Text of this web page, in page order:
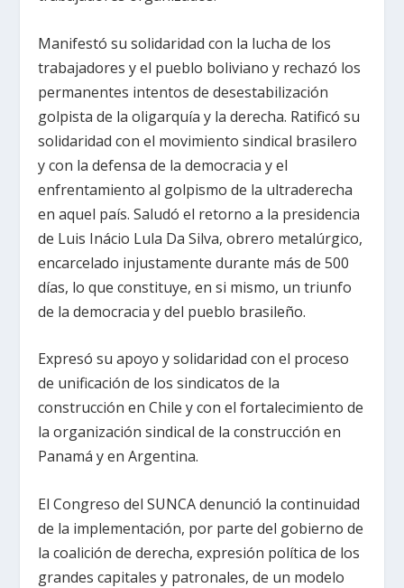
Manifestó su solidaridad con la lucha de los
trabajadores y el pueblo boliviano y rechazó los
permanentes intentos de desestabilización
golpista de la oligarquía y la derecha. Ratificó su
solidaridad con el movimiento sindical brasilero
y con la defensa de la democracia y el
enfrentamiento al golpismo de la ultraderecha
en aquel país. Saludó el retorno a la presidencia
de Luis Inácio Lula Da Silva, obrero metalúrgico,
encarcelado injustamente durante más de 500
días, lo que constituye, en si mismo, un triunfo
de la democracia y del pueblo brasileño.
Expresó su apoyo y solidaridad con el proceso
de unificación de los sindicatos de la
construcción en Chile y con el fortalecimiento de
la organización sindical de la construcción en
Panamá y en Argentina.
El Congreso del SUNCA denunció la continuidad
de la implementación, por parte del gobierno de
la coalición de derecha, expresión política de los
grandes capitales y patronales, de un modelo